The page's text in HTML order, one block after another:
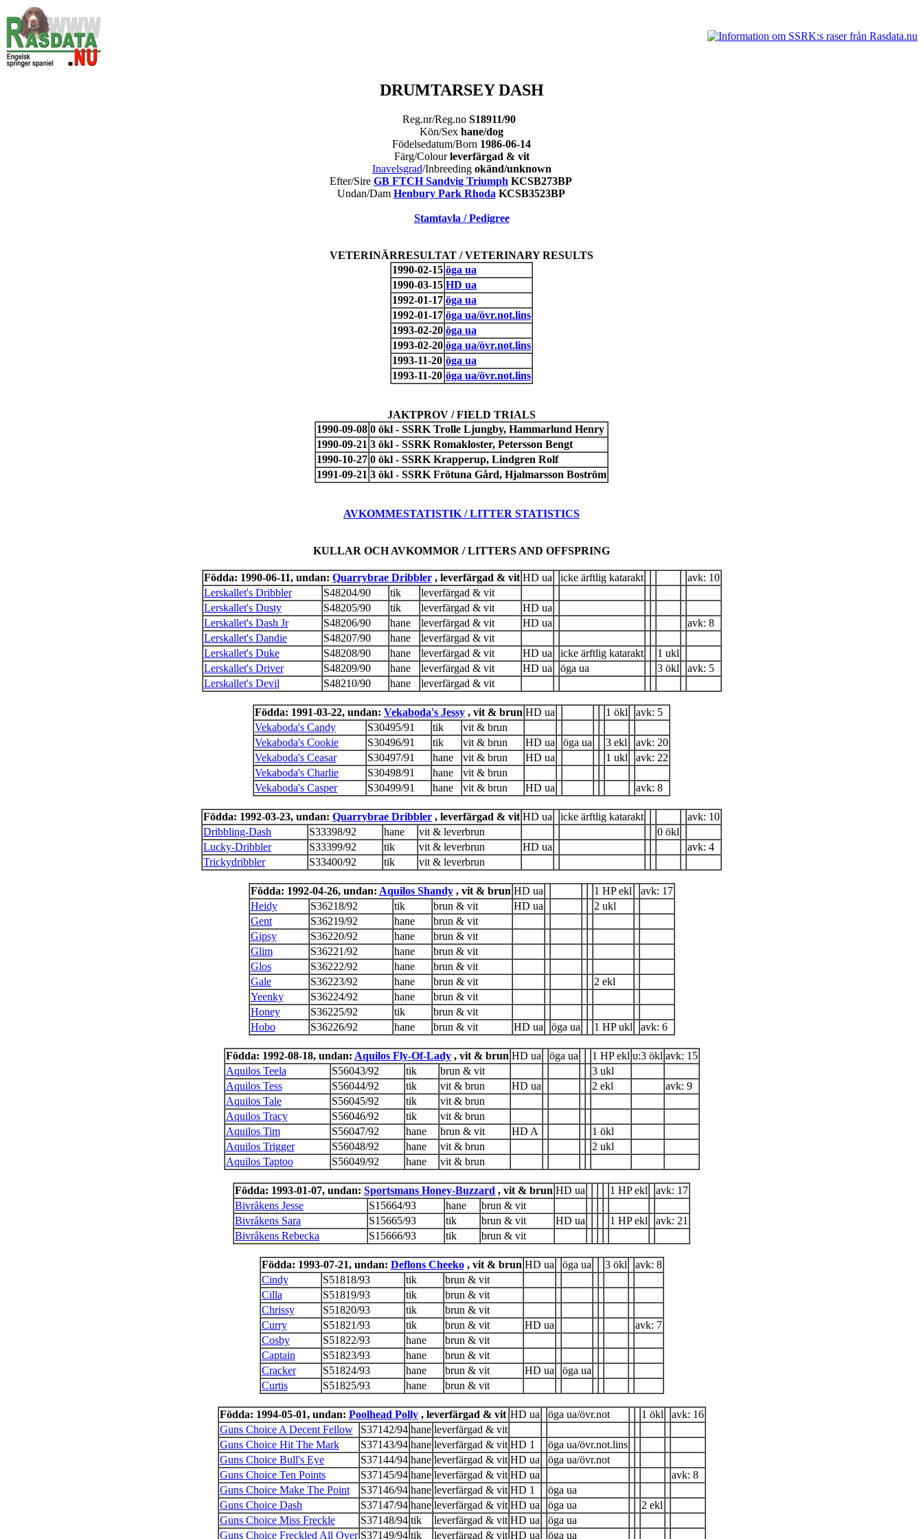
DRUMTARSEY DASH
Reg.nr/Reg.no S18911/90
Kön/Sex hane/dog
Födelsedatum/Born 1986-06-14
Färg/Colourleverfärgad & vit
Inavelsgrad/Inbreeding okänd/unknown
Efter/Sire GB FTCH Sandvig Triumph KCSB273BP
Undan/Dam Henbury Park Rhoda KCSB3523BP
Stamtavla / Pedigree
VETERINÄRRESULTAT / VETERINARY RESULTS
1990-02-15 öga ua
1990-03-15 HD ua
1992-01-17 öga ua
1992-01-17 öga ua/övr.not.lins
1993-02-20 öga ua
1993-02-20 öga ua/övr.not.lins
1993-11-20 öga ua
1993-11-20 öga ua/övr.not.lins
JAKTPROV / FIELD TRIALS
1990-09-08 0 ökl - SSRK Trolle Ljungby, Hammarlund Henry
1990-09-21 3 ökl - SSRK Romakloster, Petersson Bengt
1990-10-27 0 ökl - SSRK Krapperup, Lindgren Rolf
1991-09-21 3 ökl - SSRK Frötuna Gård, Hjalmarsson Boström
AVKOMMESTATISTIK / LITTER STATISTICS
KULLAR OCH AVKOMMOR / LITTERS AND OFFSPRING
Födda: 1990-06-11, undan: Quarrybrae Dribbler, leverfärgad & vit HD ua icke ärftlig katarakt
avk: 10
Lerskallet's Dribbler
S48204/90 tik
leverfärgad & vit
Lerskallet's Dusty
S48205/90 tik leverfärgad & vit
HD ua
Lerskallet's Dash Jr
S48206/90 hane leverfärgad & vit HD ua
avk: 8
Lerskallet's Dandie
S48207/90 hane
leverfärgad & vit
Lerskallet's Duke
S48208/90 hane leverfärgad & vit HD ua icke ärftlig katarakt
1 ukl
Lerskallet's Driver
S48209/90 hane leverfärgad & vit HD ua öga ua 3 ökl
avk: 5
Lerskallet's Devil
S48210/90 hane leverfärgad & vit
Födda: 1991-03-22, undan: Vekaboda's Jessy , vit & brun HD ua 1 ökl
avk: 5
Vekaboda's Candy
S30495/91 tik
vit & brun
Vekaboda's Cookie
S30496/91 tik vit & brun HD ua öga ua 3 ekl
avk: 20
Vekaboda's Ceasar
S30497/91 hane vit & brun HD ua 1 ukl
avk: 22
Vekaboda's Charlie
S30498/91 hane
vit & brun
Vekaboda's Casper
S30499/91 hane vit & brun HD ua avk: 8
Födda: 1992-03-23, undan: Quarrybrae Dribbler , leverfärgad & vit HD ua icke ärftlig katarakt
avk: 10
Dribbling-Dash
S33398/92 hane vit & leverbrun
0 ökl
Lucky-Dribbler
S33399/92 tik vit & leverbrun HD ua
avk: 4
Trickydribbler
S33400/92 tik vit & leverbrun
Födda: 1992-04-26, undan: Aquilos Shandy, vit & brun HD ua 1 HP ekl
avk: 17
Heidy
S36218/92 tik brun & vit HD ua
2 ukl
Gent
S36219/92 hane
brun & vit
Gipsy
S36220/92 hane
brun & vit
Glim
S36221/92 hane
brun & vit
Glos
S36222/92 hane
brun & vit
Gale
S36223/92 hane brun & vit
2 ekl
Yeenky
S36224/92 hane
brun & vit
Honey
S36225/92 tik
brun & vit
Hobo
S36226/92 hane brun & vit HD ua öga ua 1 HP ukl avk: 6
Födda: 1992-08-18, undan: Aquilos Fly-Of-Lady, vit & brun HD ua öga ua 1 HP ekl u:3 ökl avk: 15
Aquilos Teela
S56043/92 tik brun & vit
3 ukl
Aquilos Tess
S56044/92 tik vit & brun HD ua 2 ekl
avk: 9
Aquilos Tale
S56045/92 tik
vit & brun
Aquilos Tracy
S56046/92 tik
vit & brun
Aquilos Tim
S56047/92 hane brun & vit HD A
1 ökl
Aquilos Trigger
S56048/92 hane vit & brun
2 ukl
Aquilos Taptoo
S56049/92 hane vit & brun
Födda: 1993-01-07, undan: Sportsmans Honey-Buzzard , vit & brun HD ua 1 HP ekl
avk: 17
Bivråkens Jesse
S15664/93 hane
brun & vit
Bivråkens Sara
S15665/93 tik brun & vit HD ua 1 HP ekl
avk: 21
Bivråkens Rebecka
S15666/93 tik brun & vit
Födda: 1993-07-21, undan: Deflons Cheeko, vit & brun HD ua öga ua 3 ökl
avk: 8
Cindy
S51818/93 tik
brun & vit
Cilla
S51819/93 tik
brun & vit
Chrissy
S51820/93 tik
brun & vit
Curry
S51821/93 tik brun & vit HD ua
avk: 7
Cosby
S51822/93 hane
brun & vit
Captain
S51823/93 hane
brun & vit
Cracker
S51824/93 hane brun & vit HD ua
öga ua
Curtis
S51825/93 hane brun & vit
Födda: 1994-05-01, undan: Poolhead Polly, leverfärgad & vit HD ua öga ua/övr.not 1 ökl
avk: 16
Guns Choice A Decent Fellow
S37142/94 hane leverfärgad & vit
Guns Choice Hit The Mark
S37143/94 hane leverfärgad & vit HD 1
öga ua/övr.not.lins
Guns Choice Bull's Eye
S37144/94 hane leverfärgad & vit HD ua
öga ua/övr.not
Guns Choice Ten Points
S37145/94 hane leverfärgad & vit HD ua
avk: 8
Guns Choice Make The Point
S37146/94 hane leverfärgad & vit HD 1
öga ua
Guns Choice Dash
S37147/94 hane leverfärgad & vit HD ua öga ua
2 ekl
Guns Choice Miss Freckle
S37148/94 tik leverfärgad & vit HD ua
öga ua
Guns Choice Freckled All Over S37149/94 tik leverfärgad & vit HD ua öga ua